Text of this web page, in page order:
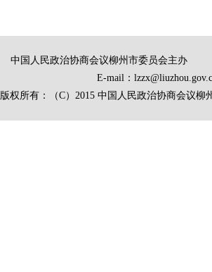
中国人民政治协商会议柳州市委员会主
E-mail：
版权所有：（C）2015 中国人民政治协商